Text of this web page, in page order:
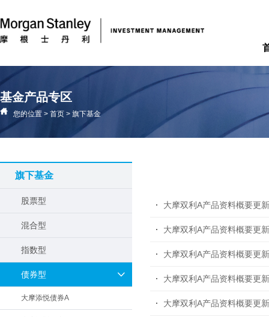
基金产品专区
您的位置 > 首页 > 旗下基金
旗下基金
股票型
混合型
指数型
债券型
大摩添悦债券A
大摩双利A产品资料概要更新
大摩双利A产品资料概要更新
大摩双利A产品资料概要更新
大摩双利A产品资料概要更新
大摩双利A产品资料概要更新